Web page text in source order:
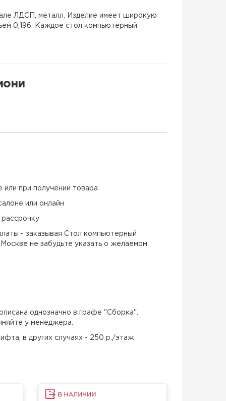
ЛДСП, металл. Изделие имеет широкую
0,196. Каждое стол компьютерный
или при получении товара
или онлайн
- заказывая Стол компьютерный
не забудьте указать о желаемом
однозначно в графе "Сборка".
у менеджера.
в других случаях - 250 р./этаж